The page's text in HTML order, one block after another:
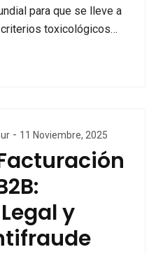
para que se lleve a
toxicológicos…
- 11 Noviembre, 2025
y